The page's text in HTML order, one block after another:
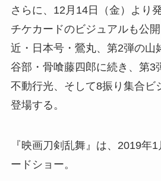
さらに、12月14日（金）より
チケカードのビジュアルも公
近・日本号・鶯丸、第2弾の山
谷部・骨喰藤四郎に続き、第3
不動行光、そして8振り集合ビ
登場する。
『映画刀剣乱舞』は、2019年
ードショー。